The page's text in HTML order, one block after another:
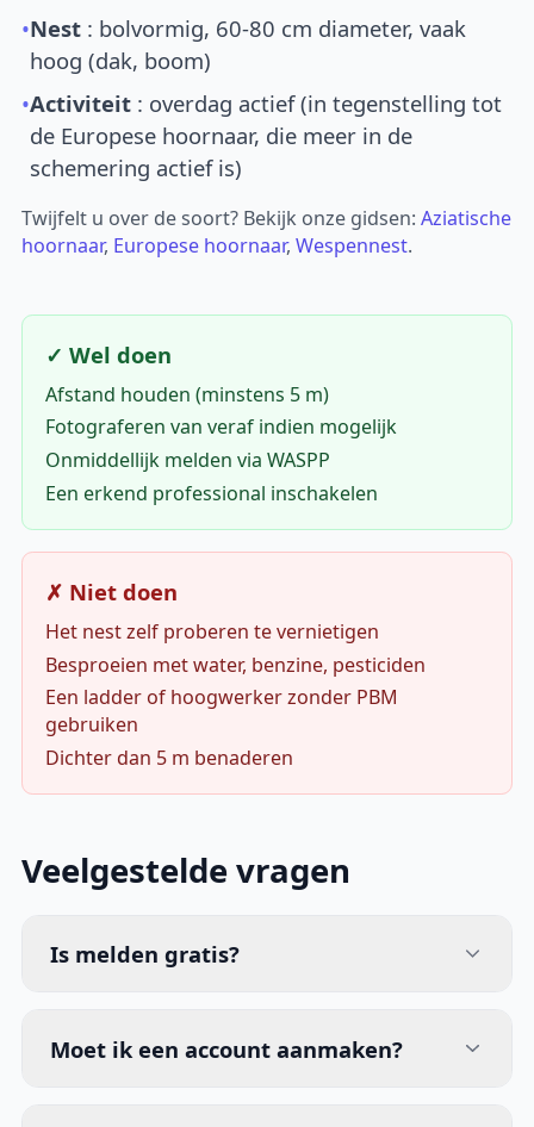
•Nest : bolvormig, 60-80 cm diameter, vaak
hoog (dak, boom)
•Activiteit : overdag actief (in tegenstelling tot
de Europese hoornaar, die meer in de
schemering actief is)
Twijfelt u over de soort? Bekijk onze gidsen:Aziatische
hoornaar, Europese hoornaar,Wespennest.
✓ Wel doen
Afstand houden (minstens 5 m)
Fotograferen van veraf indien mogelijk
Onmiddellijk melden via WASPP
Een erkend professional inschakelen
✗ Niet doen
Het nest zelf proberen te vernietigen
Besproeien met water, benzine, pesticiden
Een ladder of hoogwerker zonder PBM
gebruiken
Dichter dan 5 m benaderen
Veelgestelde vragen
Is melden gratis?
Moet ik een account aanmaken?